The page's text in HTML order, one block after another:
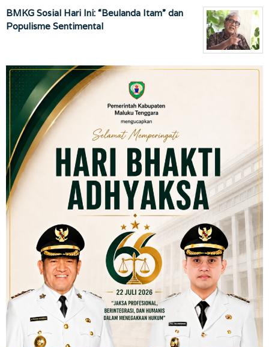
BMKG Sosial Hari Ini: “Beulanda Itam” dan
Populisme Sentimental